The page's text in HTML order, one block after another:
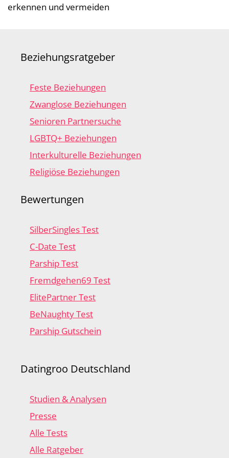
erkennen und vermeiden
Beziehungsratgeber
Feste Beziehungen
Zwanglose Beziehungen
Senioren Partnersuche
LGBTQ+ Beziehungen
Interkulturelle Beziehungen
Religiöse Beziehungen
Bewertungen
SilberSingles Test
C-Date Test
Parship Test
Fremdgehen69 Test
ElitePartner Test
BeNaughty Test
Parship Gutschein
Datingroo Deutschland
Studien & Analysen
Presse
Alle Tests
Alle Ratgeber